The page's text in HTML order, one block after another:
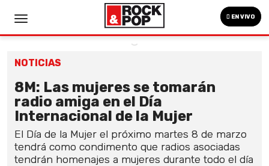
EN VIVO
NOTICIAS
8M: Las mujeres se tomarán
radio amiga en el Día
Internacional de la Mujer
El Día de la Mujer el próximo martes 8 de marzo
tendrá como condimento que radios asociadas
tendrán homenajes a mujeres durante todo el día